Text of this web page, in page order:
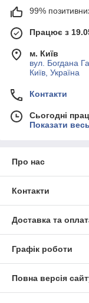
99%
Працює з
м. Київ
вул. Богдана
Київ, Україна
Контакти
Сьогодні
Показати
Про нас
Контакти
Доставка та
Графік роботи
Повна версія